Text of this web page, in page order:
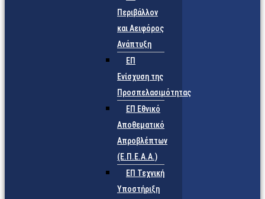
Περιβάλλον
και Αειφόρος
Ανάπτυξη
ΕΠ
Ενίσχυση της
Προσπελασιμότητας
ΕΠ Εθνικό
Αποθεματικό
Απροβλέπτων
(Ε.Π.Ε.Α.Α.)
ΕΠ Τεχνική
Υποστήριξη